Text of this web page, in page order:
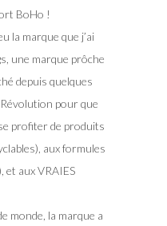
BoHo !
la marque que j’ai
une marque prôche
depuis quelques
pour que
profiter de produits
aux formules
et aux VRAIES
monde, la marque a